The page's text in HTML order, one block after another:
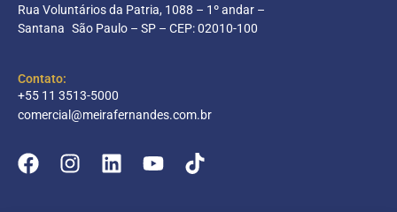
Rua Voluntários da Patria, 1088 – 1º andar –
Santana São Paulo – SP – CEP: 02010-100
Contato:
+55 11 3513-5000
comercial@meirafernandes.com.br